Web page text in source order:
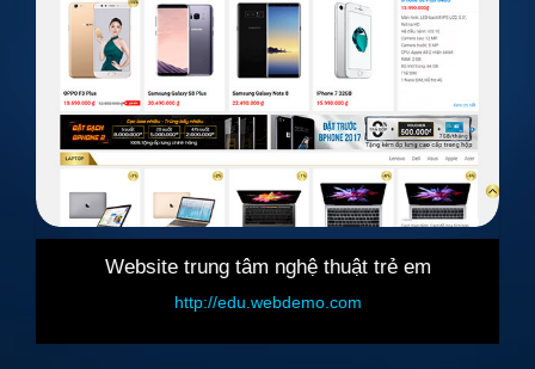
trung tâm nghệ thuật trẻ em
http://edu.webdemo.com